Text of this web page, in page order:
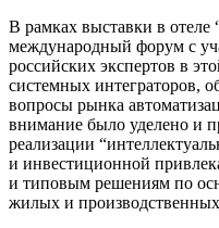
В рамках выставки в
международный форум с
российских экспертов в
системных интеграторов,
вопросы рынка
внимание было уделено и
реализации
и инвестиционной
и типовым решениям по
жилых и